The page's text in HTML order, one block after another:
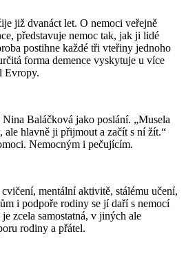
již dvanáct let. O nemoci veřejně
představuje nemoc tak, jak ji lidé
postihne každé tři vteřiny jednoho
forma demence vyskytuje u více
Evropy.
Baláčková jako poslání. „Musela
ale hlavně ji přijmout a začít s ní žít.“
Nemocným i pečujícím.
mentální aktivitě, stálému učení,
i podpoře rodiny se jí daří s nemocí
zcela samostatná, v jiných ale
rodiny a přátel.